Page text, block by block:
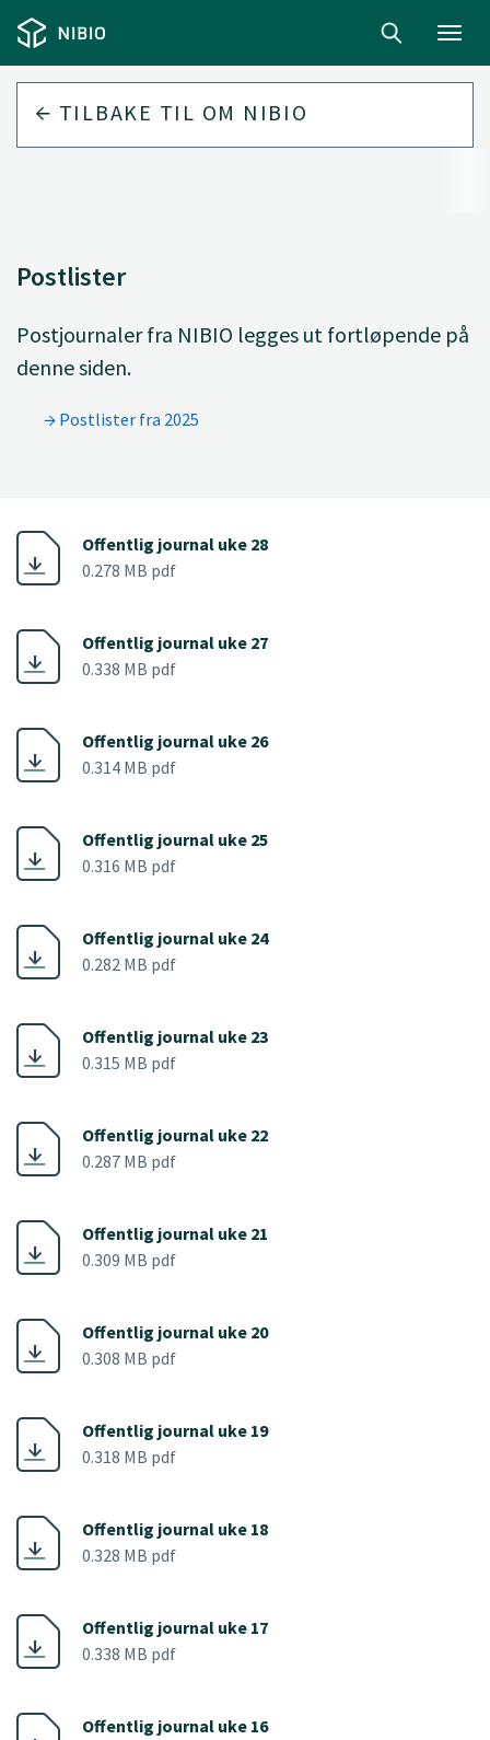
TILBAKE TIL OM NIBIO
Postlister
Postjournaler fra NIBIO legges ut fortløpende på
denne siden.
Postlister fra 2025
Offentlig journal uke 28
0.278 MB pdf
Offentlig journal uke 27
0.338 MB pdf
Offentlig journal uke 26
0.314 MB pdf
Offentlig journal uke 25
0.316 MB pdf
Offentlig journal uke 24
0.282 MB pdf
Offentlig journal uke 23
0.315 MB pdf
Offentlig journal uke 22
0.287 MB pdf
Offentlig journal uke 21
0.309 MB pdf
Offentlig journal uke 20
0.308 MB pdf
Offentlig journal uke 19
0.318 MB pdf
Offentlig journal uke 18
0.328 MB pdf
Offentlig journal uke 17
0.338 MB pdf
Offentlig journal uke 16